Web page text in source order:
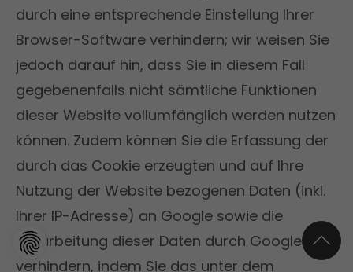
durch eine entsprechende Einstellung Ihrer
Browser-Software verhindern; wir weisen Sie
jedoch darauf hin, dass Sie in diesem Fall
gegebenenfalls nicht sämtliche Funktionen
dieser Website vollumfänglich werden nutzen
können. Zudem können Sie die Erfassung der
durch das Cookie erzeugten und auf Ihre
Nutzung der Website bezogenen Daten (inkl.
Ihrer IP-Adresse) an Google sowie die
Verarbeitung dieser Daten durch Google
verhindern, indem Sie das unter dem